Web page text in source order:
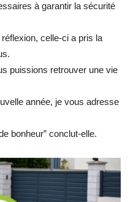
à garantir la sécurité
celle-ci a pris la
puissions retrouver une vie
année, je vous adresse
bonheur” conclut-elle.